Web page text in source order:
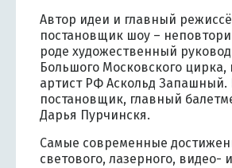
Автор идеи и главный
постановщик шоу –
роде художественный
Большого Московского
артист РФ Аскольд Запашный.
постановщик, главный
Дарья Пурчинскя.
Самые современные
светового, лазерного, видео- и